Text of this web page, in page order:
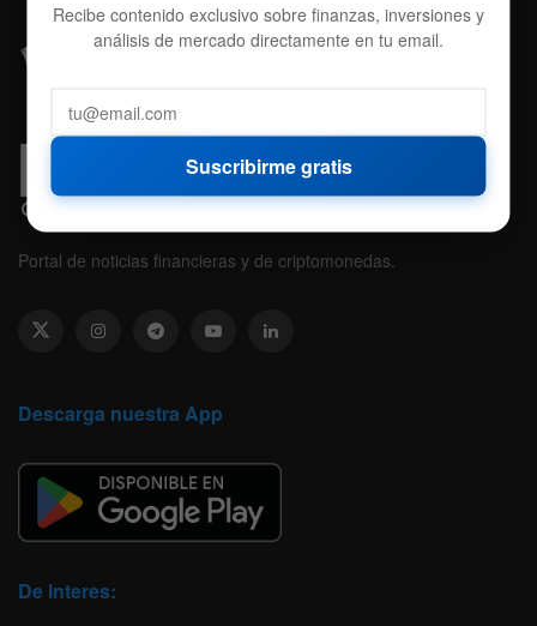
Portal de noticias financieras y de criptomonedas.
Descarga nuestra App
De Interes:
Recibe contenido exclusivo sobre finanzas, inversiones y
análisis de mercado directamente en tu email.
Suscribirme gratis